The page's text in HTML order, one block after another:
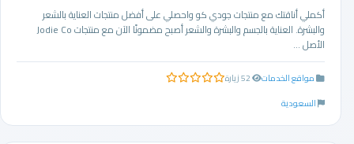
أكملي أناقتك مع منتجات جودي كو واحصلي على أفضل منتجات العناية بالشعر
والبشرة. العناية بالجسم والبشرة والشعر أصبح مضمونًا الآن مع منتجات Jodie Co
الأصل ...
مواقع الخدمات 0.0 من 5 نجوم
السعودية